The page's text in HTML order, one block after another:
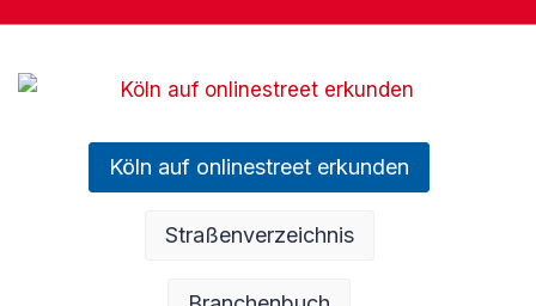
Köln auf onlinestreet erkunden
Straßenverzeichnis